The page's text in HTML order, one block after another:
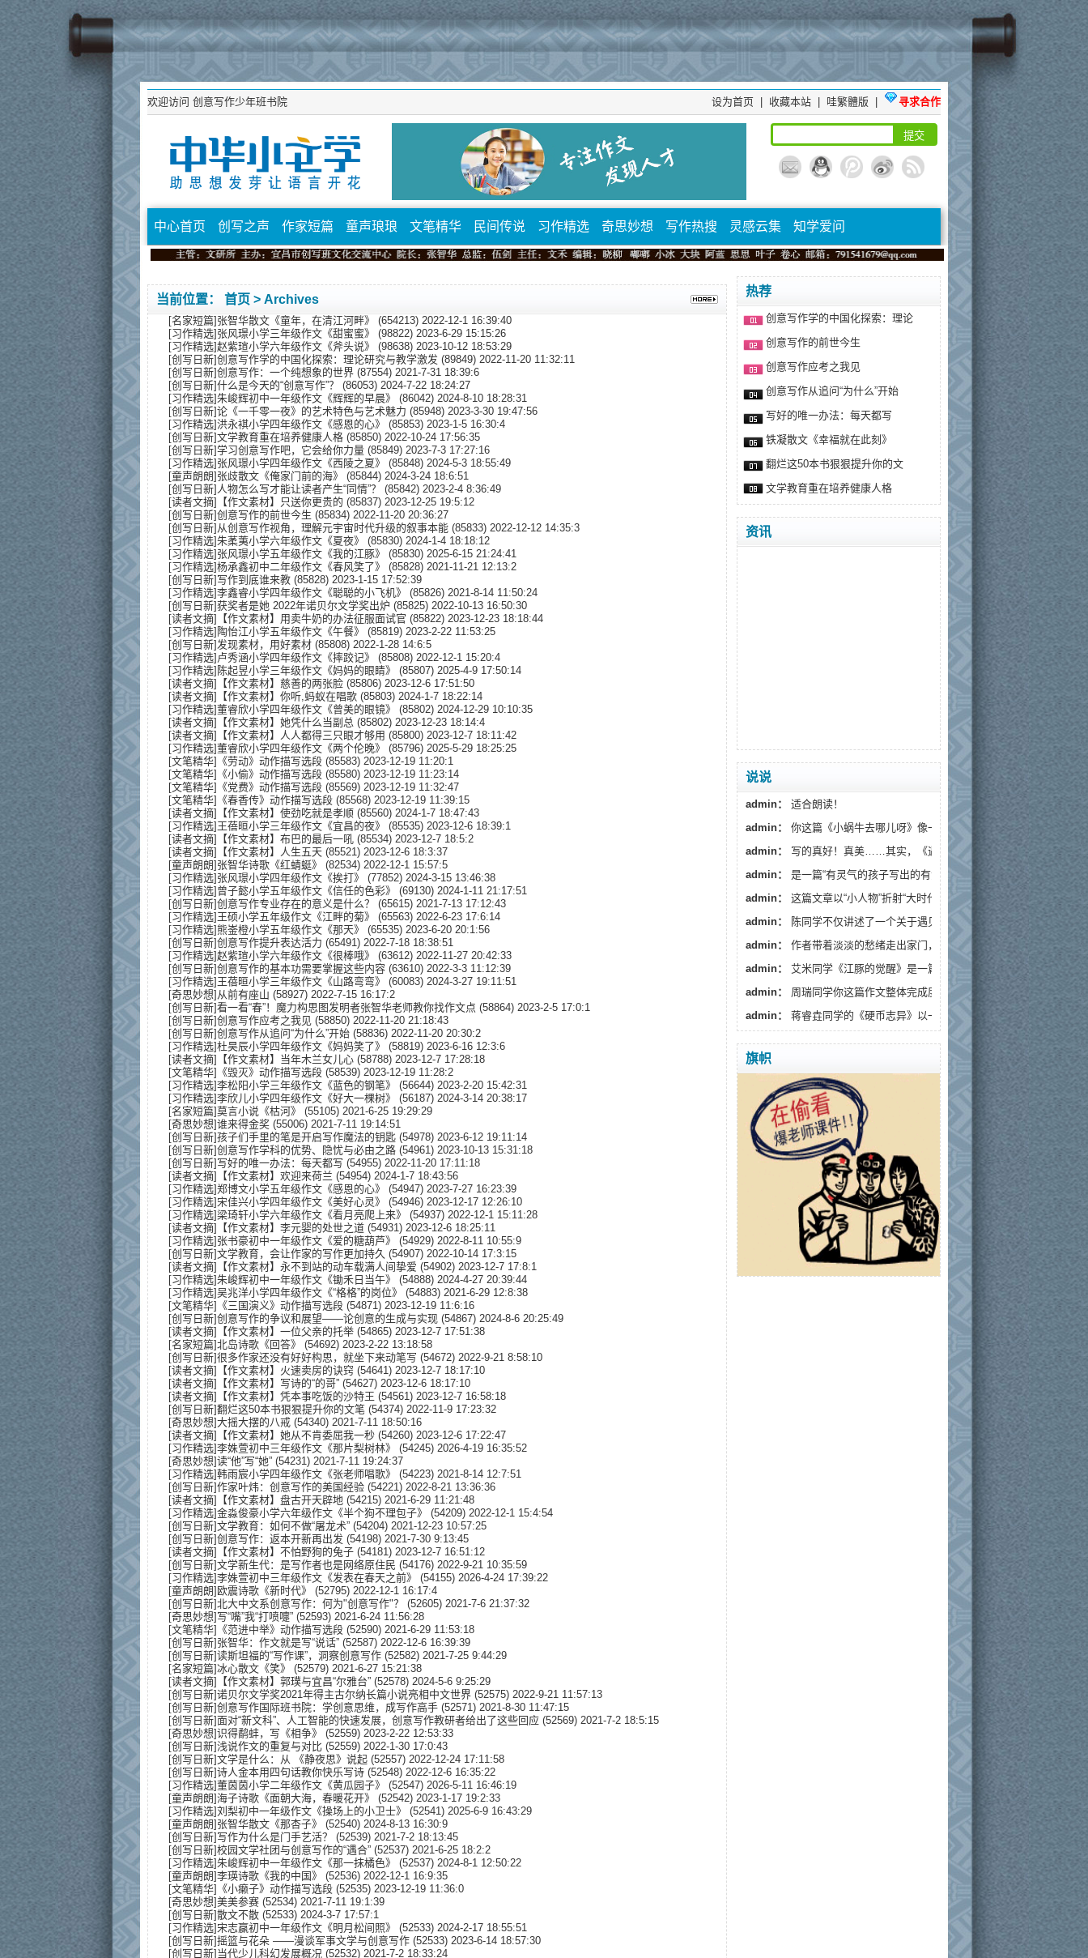
设为首页 收藏本站 哇繁體版 寻求合作
欢迎访问 创意写作少年班书院
中心首页 创写之声 作家短篇 童声琅琅 文笔精华 民间传说 习作精选 奇思妙想 写作热搜 灵感云集 知学爱问
当前位置： 首页 > Archives
[名家短篇] 张智华散文《童年，在清江河畔》
(654213) 2022-12-1 16:39:40
[习作精选] 张风璟小学三年级作文《甜蜜蜜》
(98822) 2023-6-29 15:15:26
[习作精选]赵紫瑄小学六年级作文《斧头说》
(98638) 2023-10-12 18:53:29
[创写日新]创意写作学的中国化探索：理论研究与教学激发 (89849) 2022-11-20 11:32:11
[创写日新]创意写作：一个纯想象的世界 (87554) 2021-7-31 18:39:6
[创写日新]什么是今天的“创意写作”？
(86053) 2024-7-22 18:24:27
[习作精选]朱峻辉初中一年级作文《辉辉的早晨》
(86042) 2024-8-10 18:28:31
[创写日新]论《一千零一夜》的艺术特色与艺术魅力 (85948) 2023-3-30 19:47:56
[习作精选]洪永褀小学四年级作文《感恩的心》
(85853) 2023-1-5 16:30:4
[创写日新]文学教育重在培养健康人格 (85850) 2022-10-24 17:56:35
[创写日新]学习创意写作吧，它会给你力量 (85849) 2023-7-3 17:27:16
[习作精选] 张风璟小学四年级作文《西陵之夏》
(85848) 2024-5-3 18:55:49
[童声朗朗] 张歧散文《俺家门前的海》
(85844) 2024-3-24 18:6:51
[创写日新] 人物怎么写才能让读者产生“同情”？
(85842) 2023-2-4 8:36:49
[读者文摘] 【作文素材】只送你更贵的 (85837) 2023-12-25 19:5:12
[创写日新]创意写作的前世今生 (85834) 2022-11-20 20:36:27
[创写日新] 从创意写作视角，理解元宇宙时代升级的叙事本能 (85833) 2022-12-12 14:35:3
[习作精选]朱葇荑小学六年级作文《夏夜》
(85830) 2024-1-4 18:18:12
[习作精选] 张风璟小学五年级作文《我的江豚》
(85830) 2025-6-15 21:24:41
[习作精选]杨承鑫初中二年级作文《春风笑了》
(85828) 2021-11-21 12:13:2
[创写日新] 写作到底谁来教 (85828) 2023-1-15 17:52:39
[习作精选]李鑫睿小学四年级作文《聪聪的小飞机》
(85826) 2021-8-14 11:50:24
[创写日新]获奖者是她 2022年诺贝尔文学奖出炉 (85825) 2022-10-13 16:50:30
[读者文摘] 【作文素材】用卖牛奶的办法征服面试官 (85822) 2023-12-23 18:18:44
[习作精选] 陶怡江小学五年级作文《午餐》
(85819) 2023-2-22 11:53:25
[创写日新] 发现素材，用好素材 (85808) 2022-1-28 14:6:5
[习作精选] 卢秀涵小学四年级作文《摔跤记》
(85808) 2022-12-1 15:20:4
[习作精选] 陈起昱小学三年级作文《妈妈的眼睛》
(85807) 2025-4-9 17:50:14
[读者文摘] 【作文素材】慈善的两张脸 (85806) 2023-12-6 17:51:50
[读者文摘] 【作文素材】你听,蚂蚁在唱歌 (85803) 2024-1-7 18:22:14
[习作精选]董睿欣小学四年级作文《曾美的眼镜》
(85802) 2024-12-29 10:10:35
[读者文摘] 【作文素材】她凭什么当副总 (85802) 2023-12-23 18:14:4
[读者文摘] 【作文素材】人人都得三只眼才够用 (85800) 2023-12-7 18:11:42
[习作精选]董睿欣小学四年级作文《两个伦晚》
(85796) 2025-5-29 18:25:25
[文笔精华] 《劳动》动作描写选段 (85583) 2023-12-19 11:20:1
[文笔精华] 《小偷》动作描写选段 (85580) 2023-12-19 11:23:14
[文笔精华] 《党费》动作描写选段 (85569) 2023-12-19 11:32:47
[文笔精华] 《春香传》动作描写选段 (85568) 2023-12-19 11:39:15
[读者文摘] 【作文素材】使劲吃就是孝顺 (85560) 2024-1-7 18:47:43
[习作精选] 王蓓晅小学三年级作文《宜昌的夜》
(85535) 2023-12-6 18:39:1
[读者文摘] 【作文素材】布巴的最后一吼 (85534) 2023-12-7 18:5:2
[读者文摘] 【作文素材】人生五天 (85521) 2023-12-6 18:3:37
[童声朗朗] 张智华诗歌《红蜻蜓》
(82534) 2022-12-1 15:57:5
[习作精选] 张风璟小学四年级作文《挨打》
(77852) 2024-3-15 13:46:38
[习作精选] 曾子懿小学五年级作文《信任的色彩》
(69130) 2024-1-11 21:17:51
[创写日新]创意写作专业存在的意义是什么？
(65615) 2021-7-13 17:12:43
[习作精选] 王硕小学五年级作文《江畔的菊》
(65563) 2022-6-23 17:6:14
[习作精选] 熊崟橙小学五年级作文《那天》
(65535) 2023-6-20 20:1:56
[创写日新]创意写作提升表达活力 (65491) 2022-7-18 18:38:51
[习作精选]赵紫瑄小学六年级作文《很棒哦》
(63612) 2022-11-27 20:42:33
[创写日新]创意写作的基本功需要掌握这些内容 (63610) 2022-3-3 11:12:39
[习作精选] 王蓓晅小学三年级作文《山路弯弯》
(60083) 2024-3-27 19:11:51
[奇思妙想] 从前有座山 (58927) 2022-7-15 16:17:2
[创写日新]看一看“春”！魔力构思图发明者张智华老师教你找作文点 (58864) 2023-2-5 17:0:1
[创写日新]创意写作应考之我见 (58850) 2022-11-20 21:18:43
[创写日新]创意写作从追问“为什么”开始 (58836) 2022-11-20 20:30:2
[习作精选]杜昊辰小学四年级作文《妈妈笑了》
(58819) 2023-6-16 12:3:6
[读者文摘] 【作文素材】当年木兰女儿心 (58788) 2023-12-7 17:28:18
[文笔精华] 《毁灭》动作描写选段 (58539) 2023-12-19 11:28:2
[习作精选]李松阳小学三年级作文《蓝色的钢笔》
(56644) 2023-2-20 15:42:31
[习作精选]李欣儿小学四年级作文《好大一棵树》
(56187) 2024-3-14 20:38:17
[名家短篇]莫言小说《枯河》
(55105) 2021-6-25 19:29:29
[奇思妙想]谁来得金奖 (55006) 2021-7-11 19:14:51
[创写日新]孩子们手里的笔是开启写作魔法的钥匙 (54978) 2023-6-12 19:11:14
[创写日新]创意写作学科的优势、隐忧与必由之路 (54961) 2023-10-13 15:31:18
[创写日新] 写好的唯一办法：每天都写 (54955) 2022-11-20 17:11:18
[读者文摘] 【作文素材】欢迎来荷兰 (54954) 2024-1-7 18:43:56
[习作精选]郑博文小学五年级作文《感恩的心》
(54947) 2023-7-27 16:23:39
[习作精选] 宋佳兴小学四年级作文《美好心灵》
(54946) 2023-12-17 12:26:10
[习作精选]梁琦轩小学六年级作文《看月亮爬上来》
(54937) 2022-12-1 15:11:28
[读者文摘] 【作文素材】李元婴的处世之道 (54931) 2023-12-6 18:25:11
[习作精选] 张书豪初中一年级作文《爱的糖葫芦》
(54929) 2022-8-11 10:55:9
[创写日新]文学教育，会让作家的写作更加持久 (54907) 2022-10-14 17:3:15
[读者文摘] 【作文素材】永不到站的动车载满人间挚爱 (54902) 2023-12-7 17:8:1
[习作精选]朱峻辉初中一年级作文《锄禾日当午》
(54888) 2024-4-27 20:39:44
[习作精选]吴兆洋小学四年级作文《“格格”的岗位》
(54883) 2021-6-29 12:8:38
[文笔精华] 《三国演义》动作描写选段 (54871) 2023-12-19 11:6:16
[创写日新]创意写作的争议和展望——论创意的生成与实现 (54867) 2024-8-6 20:25:49
[读者文摘] 【作文素材】一位父亲的托举 (54865) 2023-12-7 17:51:38
[名家短篇]北岛诗歌《回答》
(54692) 2023-2-22 13:18:58
[创写日新]很多作家还没有好好构思，就坐下来动笔写 (54672) 2022-9-21 8:58:10
[读者文摘] 【作文素材】火速卖房的诀窍 (54641) 2023-12-7 18:17:10
[读者文摘] 【作文素材】写诗的“的哥” (54627) 2023-12-6 18:17:10
[读者文摘] 【作文素材】凭本事吃饭的沙特王 (54561) 2023-12-7 16:58:18
[创写日新]翻烂这50本书狠狠提升你的文笔 (54374) 2022-11-9 17:23:32
[奇思妙想]大摇大摆的八戒 (54340) 2021-7-11 18:50:16
[读者文摘] 【作文素材】她从不肯委屈我一秒 (54260) 2023-12-6 17:22:47
[习作精选]李姝萱初中三年级作文《那片梨树林》
(54245) 2026-4-19 16:35:52
[奇思妙想]读“他”写“她” (54231) 2021-7-11 19:24:37
[习作精选]韩雨宸小学四年级作文《张老师唱歌》
(54223) 2021-8-14 12:7:51
[创写日新]作家叶炜：创意写作的美国经验 (54221) 2022-8-21 13:36:36
[读者文摘] 【作文素材】盘古开天辟地 (54215) 2021-6-29 11:21:48
[习作精选]金淼俊豪小学六年级作文《半个狗不理包子》
(54209) 2022-12-1 15:4:54
[创写日新]文学教育：如何不做“屠龙术” (54204) 2021-12-23 10:57:25
[创写日新]创意写作：返本开新再出发 (54198) 2021-7-30 9:13:45
[读者文摘] 【作文素材】不怕野狗的兔子 (54181) 2023-12-7 16:51:12
[创写日新]文学新生代：是写作者也是网络原住民 (54176) 2022-9-21 10:35:59
[习作精选]李姝萱初中三年级作文《发表在春天之前》
(54155) 2026-4-24 17:39:22
[童声朗朗] 欧震诗歌《新时代》
(52795) 2022-12-1 16:17:4
[创写日新]北大中文系创意写作：何为"创意写作"？
(52605) 2021-7-6 21:37:32
[奇思妙想] 写“嘴”我“打喷嚏” (52593) 2021-6-24 11:56:28
[文笔精华] 《范进中举》动作描写选段 (52590) 2021-6-29 11:53:18
[创写日新] 张智华：作文就是写“说话” (52587) 2022-12-6 16:39:39
[创写日新]读斯坦福的“写作课”，洞察创意写作 (52582) 2021-7-25 9:44:29
[名家短篇]冰心散文《笑》
(52579) 2021-6-27 15:21:38
[读者文摘] 【作文素材】郭璞与宜昌“尔雅台” (52578) 2024-5-6 9:25:29
[创写日新]诺贝尔文学奖2021年得主古尔纳长篇小说亮相中文世界 (52575) 2022-9-21 11:57:13
[创写日新]创意写作国际班书院：学创意思维，成写作高手 (52571) 2021-8-30 11:47:15
[创写日新]面对“新文科”、人工智能的快速发展，创意写作教研者给出了这些回应 (52569) 2021-7-2 18:5:15
[奇思妙想]识得鹬蚌，写《相争》
(52559) 2023-2-22 12:53:33
[创写日新]浅说作文的重复与对比 (52559) 2022-1-30 17:0:43
[创写日新]文学是什么：从 《静夜思》说起 (52557) 2022-12-24 17:11:58
[创写日新]诗人金本用四句话教你快乐写诗 (52548) 2022-12-6 16:35:22
[习作精选]董茵茵小学二年级作文《黄瓜园子》
(52547) 2026-5-11 16:46:19
[童声朗朗]海子诗歌《面朝大海，春暖花开》
(52542) 2023-1-17 19:2:33
[习作精选]刘梨初中一年级作文《操场上的小卫士》
(52541) 2025-6-9 16:43:29
[童声朗朗] 张智华散文《那杏子》
(52540) 2024-8-13 16:30:9
[创写日新] 写作为什么是门手艺活？
(52539) 2021-7-2 18:13:45
[创写日新]校园文学社团与创意写作的“遇合” (52537) 2021-6-25 18:2:2
[习作精选]朱峻辉初中一年级作文《那一抹橘色》
(52537) 2024-8-1 12:50:22
[童声朗朗]李瑛诗歌《我的中国》
(52536) 2022-12-1 16:9:35
[文笔精华] 《小癞子》动作描写选段 (52535) 2023-12-19 11:36:0
[奇思妙想]美美参赛 (52534) 2021-7-11 19:1:39
[创写日新]散文不散 (52533) 2024-3-7 17:57:1
[习作精选] 宋志赢初中一年级作文《明月松间照》
(52533) 2024-2-17 18:55:51
[创写日新]摇篮与花朵 ——漫谈军事文学与创意写作 (52533) 2023-6-14 18:57:30
[创写日新] 当代少儿科幻发展概况 (52532) 2021-7-2 18:33:24
热荐
创意写作学的中国化探索：理论
创意写作的前世今生
创意写作应考之我见
创意写作从追问“为什么”开始
写好的唯一办法：每天都写
铁凝散文《幸福就在此刻》
翻烂这50本书狠狠提升你的文
文学教育重在培养健康人格
资讯
说说
admin：
适合朗读！
admin：
你这篇《小蜗牛去哪儿呀》像一阵温柔的春风，读...
admin：
写的真好！真美……其实，《遇见》藏着一个更深的...
admin：
是一篇“有灵气的孩子写出的有温度的文章”。
admin：
这篇文章以“小人物”折射“大时代”，通过生活化...
admin：
陈同学不仅讲述了一个关于遇见流浪狗的故事...
admin：
作者带着淡淡的愁绪走出家门，趁着月色出来散...
admin：
艾米同学《江豚的觉醒》是一篇情感细腻、寓意深...
admin：
周瑞同学你这篇作文整体完成度较高，情感真挚...
admin：
蒋睿垚同学的《硬币志异》以一枚假币的奇幻旅...
旗帜